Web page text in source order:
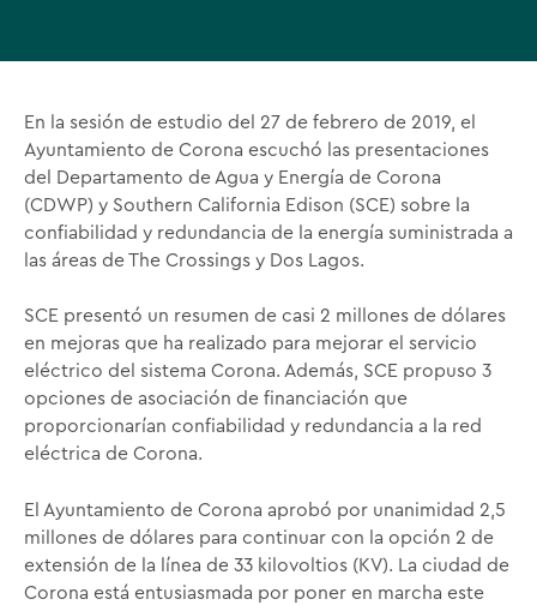
En la sesión de estudio del 27 de febrero de 2019, el
Ayuntamiento de Corona escuchó las presentaciones
del Departamento de Agua y Energía de Corona
(CDWP) y Southern California Edison (SCE) sobre la
confiabilidad y redundancia de la energía suministrada a
las áreas de The Crossings y Dos Lagos.
SCE presentó un resumen de casi 2 millones de dólares
en mejoras que ha realizado para mejorar el servicio
eléctrico del sistema Corona. Además, SCE propuso 3
opciones de asociación de financiación que
proporcionarían confiabilidad y redundancia a la red
eléctrica de Corona.
El Ayuntamiento de Corona aprobó por unanimidad 2,5
millones de dólares para continuar con la opción 2 de
extensión de la línea de 33 kilovoltios (KV). La ciudad de
Corona está entusiasmada por poner en marcha este